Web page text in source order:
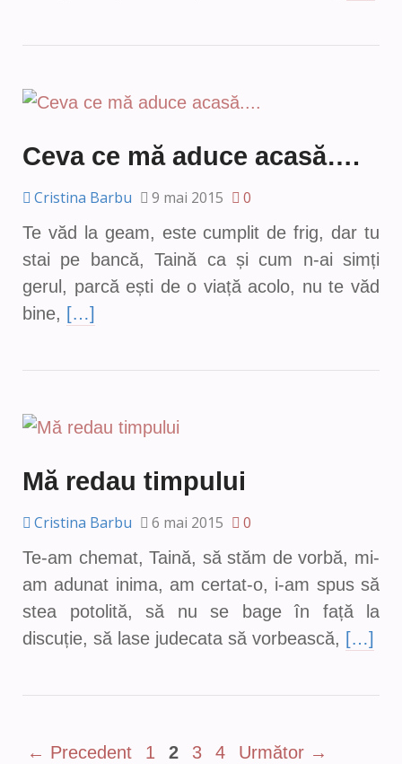
Ceva ce mă aduce acasă….
Cristina Barbu 9 mai 2015
0
Te văd la geam, este cumplit de frig, dar tu
stai pe bancă, Taină ca și cum n-ai simți
gerul, parcă ești de o viață acolo, nu te văd
bine, […]
Mă redau timpului
Cristina Barbu 6 mai 2015
0
Te-am chemat, Taină, să stăm de vorbă, mi-
am adunat inima, am certat-o, i-am spus să
stea potolită, să nu se bage în față la
discuție, să lase judecata să vorbească, […]
← Precedent 1 2 3 4 Următor →